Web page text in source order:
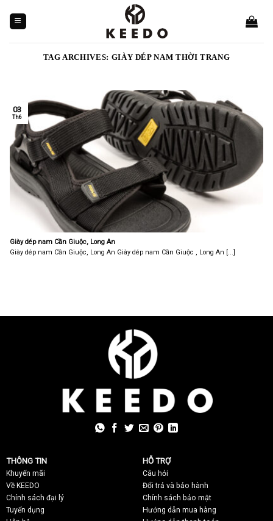
content
TAG ARCHIVES: GIÀY DÉP NAM THỜI TRANG
Giày dép nam Cần Giuộc, Long An
Giày dép nam Cần Giuộc, Long An Giày dép nam Cần Giuộc , Long An [...]
03
Th6
THÔNG TIN
Khuyến mãi
Về KEEDO
Chính sách đại lý
Tuyển dụng
HỖ TRỢ
Câu hỏi
Đổi trả và bảo hành
Chính sách bảo mật
Hướng dẫn mua hàng